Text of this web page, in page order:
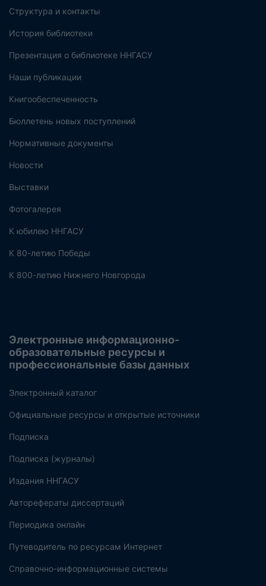
Структура и контакты
История библиотеки
Презентация о библиотеке ННГАСУ
Наши публикации
Книгообеспеченность
Бюллетень новых поступлений
Нормативные документы
Новости
Выставки
Фотогалерея
К юбилею ННГАСУ
К 80-летию Победы
К 800-летию Нижнего Новгорода
Электронные информационно-
образовательные ресурсы и
профессиональные базы данных
Электронный каталог
Официальные ресурсы и открытые источники
Подписка
Подписка (журналы)
Издания ННГАСУ
Авторефераты диссертаций
Периодика онлайн
Путеводитель по ресурсам Интернет
Справочно-информационные системы